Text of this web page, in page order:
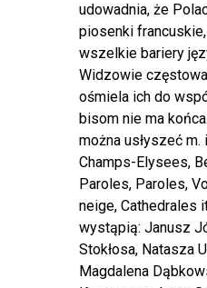
udowadnia, że
piosenki
wszelkie bariery
Widzowie
ośmiela ich do
bisom nie ma
można usłyszeć m.
Champs-Elysees,
Paroles, Paroles,
neige, Cathedrales
wystąpią: Janusz
Stokłosa, Natasza
Magdalena